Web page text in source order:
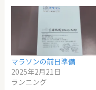
マラソンの前日準備
2025年2月21日
ランニング